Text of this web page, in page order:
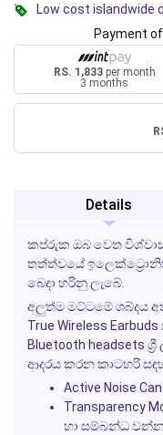
Low cost islandwide
Payment
RS. 1,833per month
3 months
Details
කප්රුක ඔබ වෙත
තත්ත්වයේ
බෙදා හරිනු ලැබේ.
අලුත්ම මට්ටමේ ශබ්දය
True Wireless Earbuds
Bluetooth headsets
ආදරය කරන කාටහරි
Active Noise
Transparency
හා සම්බන්ධ